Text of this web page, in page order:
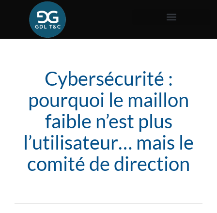
Cybersécurité :
pourquoi le maillon
faible n’est plus
l’utilisateur… mais le
comité de direction